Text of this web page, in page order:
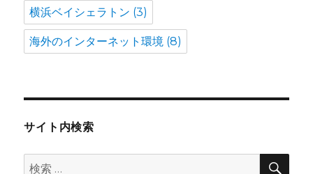
横浜ベイシェラトン (3)
海外のインターネット環境 (8)
サイト内検索
検
検